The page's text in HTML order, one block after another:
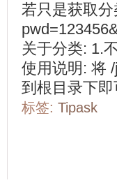
若只是获取
关于分类: 1.
使用说明: 将
到根目录下即
标签: Tipask